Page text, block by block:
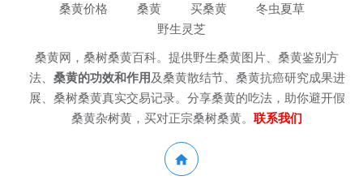
桑黄价格 桑黄 买桑黄
冬虫夏草
野生灵芝
桑黄网，桑树桑黄百科。提供野生桑黄图片、桑黄鉴别方
法、 桑黄的功效和作用及桑黄散结节、桑黄抗癌研究成果进
展、桑树桑黄真实交易记录。分享桑黄的吃法，助你避开假
桑黄杂树黄，买对正宗桑树桑黄。 联系我们